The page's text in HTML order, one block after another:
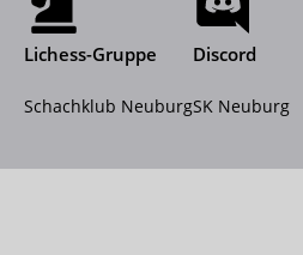
Lichess-Gruppe
Schachklub Neuburg
Discord
SK Neuburg